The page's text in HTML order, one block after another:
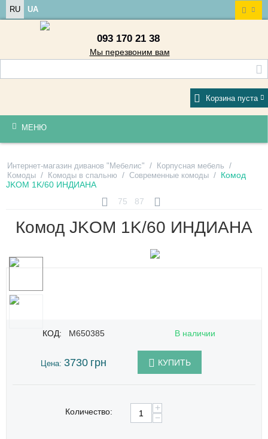
RU UA
093 170 21 38
Мы перезвоним вам
Корзина пуста
МЕНЮ
Интернет-магазин диванов "Мебелис" / Корпусная мебель /
Комоды / Комоды в спальню / Современные комоды / Комод
JKOM 1K/60 ИНДИАНА
75
87
Комод JKOM 1K/60 ИНДИАНА
КОД: M650385 В наличии
Цена: 3730 грн КУПИТЬ
Количество:
+
−